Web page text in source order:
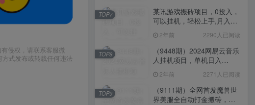
侵权，请联系客服微
式发布或转载任何违法
某讯游戏搬砖项目，0投入，
可以挂机，轻松上手,月入
2年前 2290人已阅读
TOP7
（9448期）2024网易云音乐
人挂机项目，单机日入
2年前 2271人已阅读
TOP8
（9111期）全网首发魔兽世
界美服全自动打金搬砖，日
TOP9